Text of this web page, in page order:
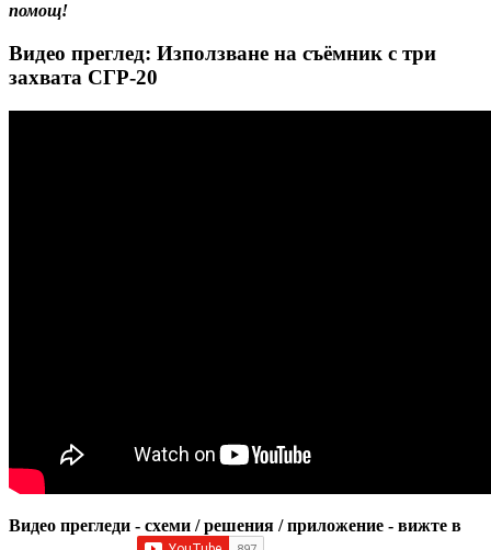
помощ!
Видео преглед: Използване на съёмник с три
захвата СГР-20
Видео прегледи - схеми / решения / приложение - вижте в